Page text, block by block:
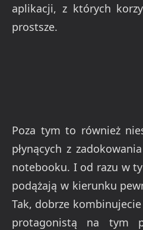
aplikacji, z których
prostsze.
Poza tym to również
płynących z
notebooku. I od razu w
podążają w kierunku
Tak, dobrze
protagonistą na tym